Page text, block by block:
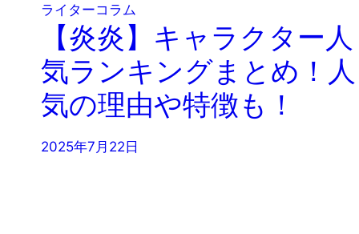
ライターコラム
【炎炎】キャラクター人
気ランキングまとめ！人
気の理由や特徴も！
2025年7月22日